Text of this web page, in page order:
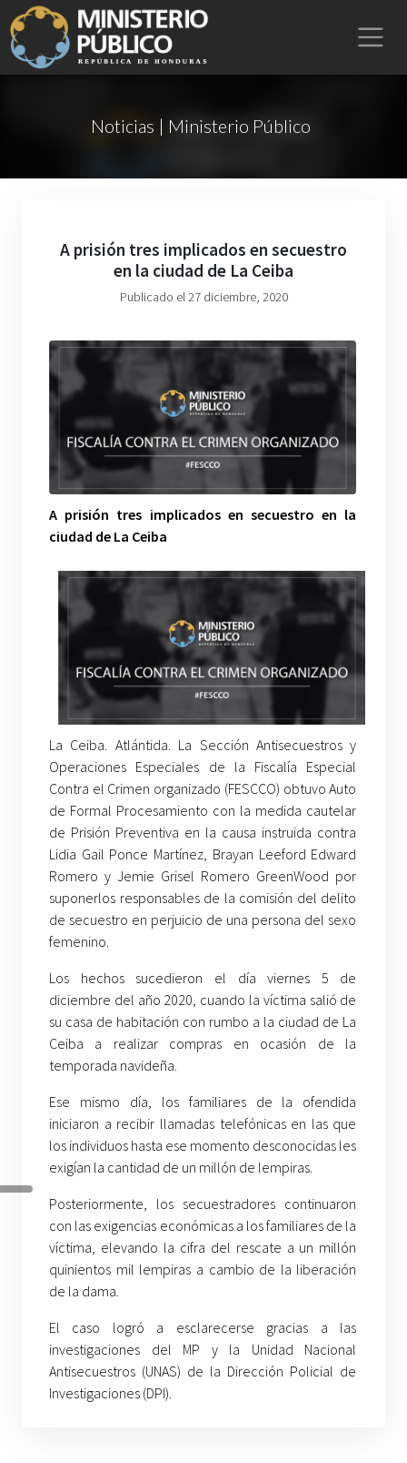
Noticias | Ministerio Público
A prisión tres implicados en secuestro
en la ciudad de La Ceiba
Publicado el 27 diciembre, 2020
A prisión tres implicados en secuestro en la
ciudad de La Ceiba
La Ceiba. Atlántida. La Sección Antisecuestros y
Operaciones Especiales de la Fiscalía Especial
Contra el Crimen organizado (FESCCO) obtuvo Auto
de Formal Procesamiento con la medida cautelar
de Prisión Preventiva en la causa instruida contra
Lidia Gail Ponce Martínez, Brayan Leeford Edward
Romero y Jemie Grisel Romero GreenWood por
suponerlos responsables de la comisión del delito
de secuestro en perjuicio de una persona del sexo
femenino.
Los hechos sucedieron el día viernes 5 de
diciembre del año 2020, cuando la víctima salió de
su casa de habitación con rumbo a la ciudad de La
Ceiba a realizar compras en ocasión de la
temporada navideña.
Ese mismo día, los familiares de la ofendida
iniciaron a recibir llamadas telefónicas en las que
los individuos hasta ese momento desconocidas les
exigían la cantidad de un millón de lempiras.
Posteriormente, los secuestradores continuaron
con las exigencias económicas a los familiares de la
víctima, elevando la cifra del rescate a un millón
quinientos mil lempiras a cambio de la liberación
de la dama.
El caso logró a esclarecerse gracias a las
investigaciones del MP y la Unidad Nacional
Antisecuestros (UNAS) de la Dirección Policial de
Investigaciones (DPI).